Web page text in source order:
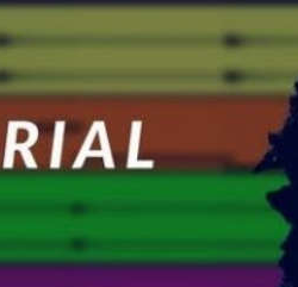
COLLABORATION